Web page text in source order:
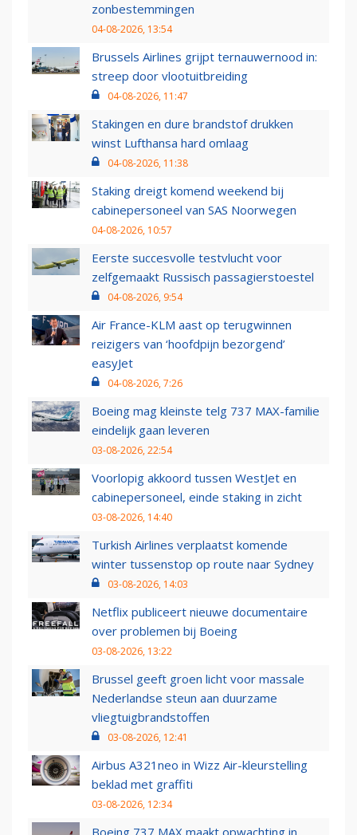
zonbestemmingen
04-08-2026, 13:54
Brussels Airlines grijpt ternauwernood in:
streep door vlootuitbreiding
04-08-2026, 11:47
Stakingen en dure brandstof drukken
winst Lufthansa hard omlaag
04-08-2026, 11:38
Staking dreigt komend weekend bij
cabinepersoneel van SAS Noorwegen
04-08-2026, 10:57
Eerste succesvolle testvlucht voor
zelfgemaakt Russisch passagierstoestel
04-08-2026, 9:54
Air France-KLM aast op terugwinnen
reizigers van ‘hoofdpijn bezorgend’
easyJet
04-08-2026, 7:26
Boeing mag kleinste telg 737 MAX-familie
eindelijk gaan leveren
03-08-2026, 22:54
Voorlopig akkoord tussen WestJet en
cabinepersoneel, einde staking in zicht
03-08-2026, 14:40
Turkish Airlines verplaatst komende
winter tussenstop op route naar Sydney
03-08-2026, 14:03
Netflix publiceert nieuwe documentaire
over problemen bij Boeing
03-08-2026, 13:22
Brussel geeft groen licht voor massale
Nederlandse steun aan duurzame
vliegtuigbrandstoffen
03-08-2026, 12:41
Airbus A321neo in Wizz Air-kleurstelling
beklad met graffiti
03-08-2026, 12:34